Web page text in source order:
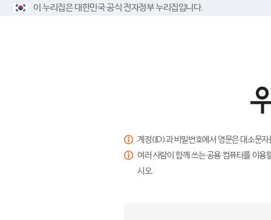
이 누리집은 대한민국 공식 전자정부 누리집입니다.
계정(ID)과 비밀번호에서 영문은 대소문
여러 사람이 함께 쓰는 공용 컴퓨터를 이
시오.